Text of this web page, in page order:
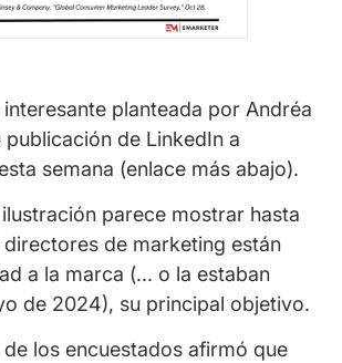
planteada por Andréa
publicación de LinkedIn a
semana (enlace más abajo).
parece mostrar hasta
de marketing están
a la marca (... o la estaban
de 2024), su principal objetivo.
los encuestados afirmó que